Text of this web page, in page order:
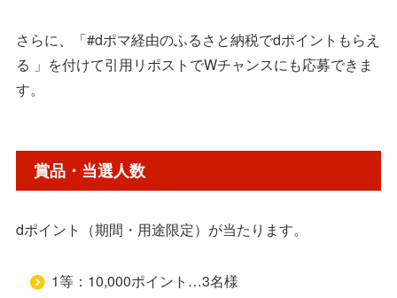
さらに、「#dポマ経由のふるさと納税でdポイントもらえ
る​ 」を付けて引用リポストでWチャンスにも応募できま
す。
賞品・当選人数
dポイント（期間・用途限定）が当たります。
1等：10,000ポイント…3名様